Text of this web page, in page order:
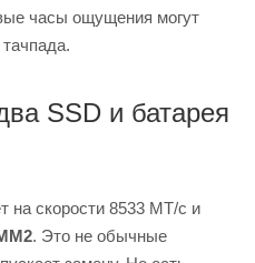
часы ощущения могут
SSD и батарея
на скорости 8533 МТ/с и
. Это не обычные